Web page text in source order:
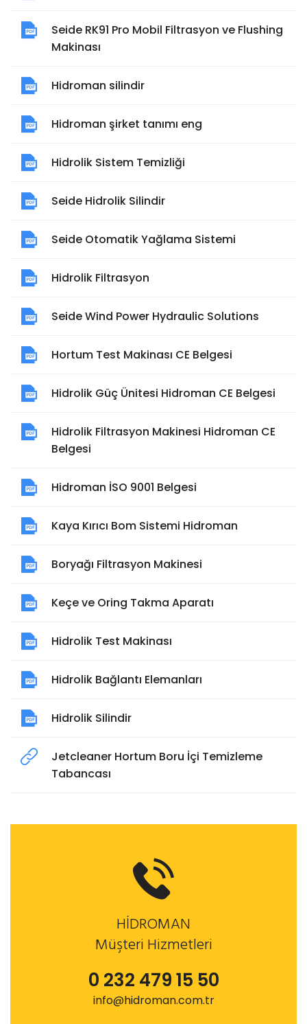
Seide RK91 Pro Mobil Filtrasyon ve Flushing
Makinası
Hidroman silindir
Hidroman şirket tanımı eng
Hidrolik Sistem Temizliği
Seide Hidrolik Silindir
Seide Otomatik Yağlama Sistemi
Hidrolik Filtrasyon
Seide Wind Power Hydraulic Solutions
Hortum Test Makinası CE Belgesi
Hidrolik Güç Ünitesi Hidroman CE Belgesi
Hidrolik Filtrasyon Makinesi Hidroman CE
Belgesi
Hidroman İSO 9001 Belgesi
Kaya Kırıcı Bom Sistemi Hidroman
Boryağı Filtrasyon Makinesi
Keçe ve Oring Takma Aparatı
Hidrolik Test Makinası
Hidrolik Bağlantı Elemanları
Hidrolik Silindir
Jetcleaner Hortum Boru İçi Temizleme
Tabancası
HİDROMAN
Müşteri Hizmetleri
0 232 479 15 50
info@hidroman.com.tr